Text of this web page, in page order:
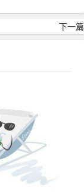
下一篇